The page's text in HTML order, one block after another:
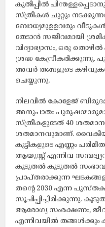
കുതിപ്പില്‍
സ്ത്രീകള്‍ ചുറ്റും
ബോധ്യമുളളവരും
തേടാന്‍ സജീവമായി
വിദ്യാഭ്യാസം, ഒരു
ശ്രദ്ധ
അവര്‍ തങ്ങളുടെ കഴിവുകള്‍
ചെയ്യുന്നു.
നിലവില്‍ കോളേജ്
അനുപാതം
സ്ത്രീകളുടേത് 40
ശതമാനവുമാണ്.
കുട്ടികളുടെ എണ്ണം
ആയുസ്സ് എന്നിവ
കൂടുതല്‍ കൂടുതല്‍
പ്രാപ്തരാക്കുന്ന
തന്റെ 2030 എന്ന
സൂചിപ്പിച്ചിരിക്കുന്നു.
ആരോഗ്യ സംരക്ഷണം,
എന്നിവയില്‍ തങ്ങള്‍ക്കും